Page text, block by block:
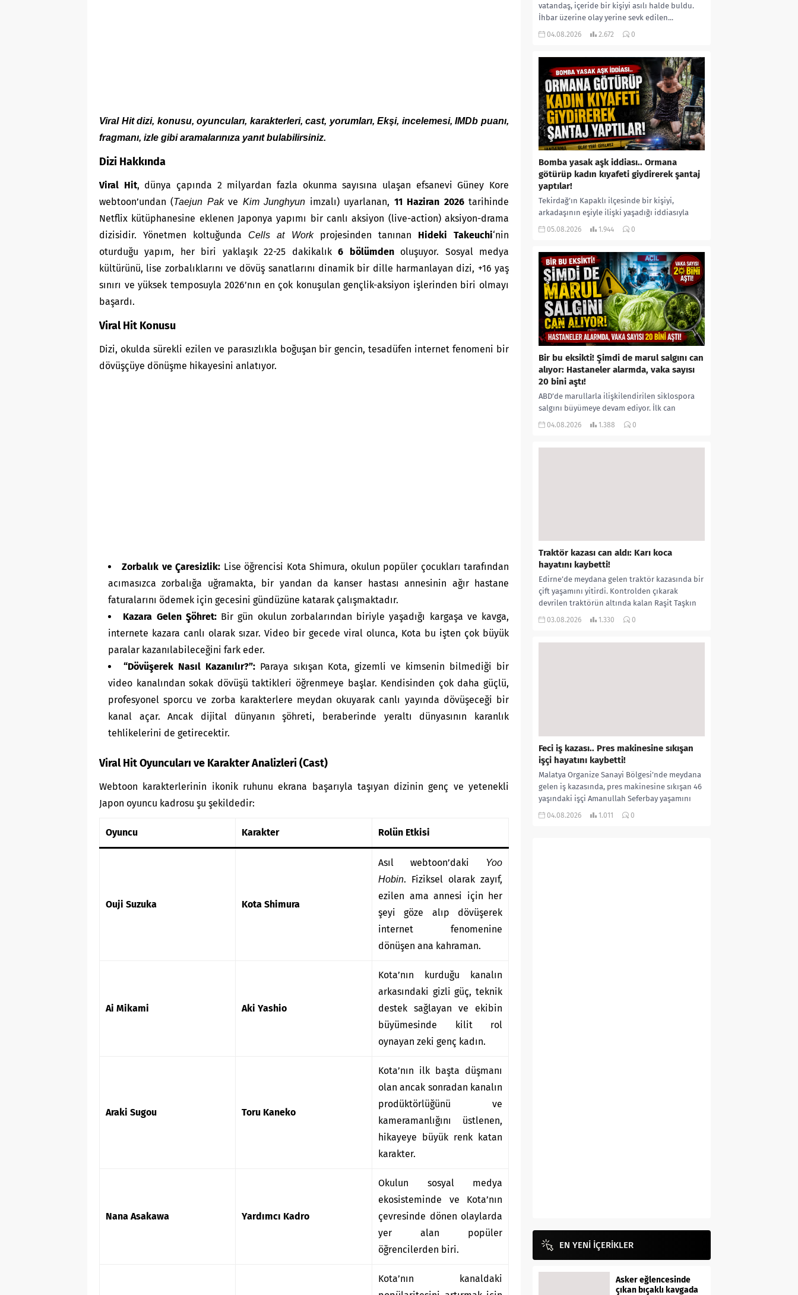
Viral Hit dizi, konusu, oyuncuları, karakterleri, cast, yorumları, Ekşi, incelemesi, IMDb puanı,
fragmanı, izle gibi aramalarınıza yanıt bulabilirsiniz.
Dizi Hakkında
Viral Hit, dünya çapında 2 milyardan fazla okunma sayısına ulaşan efsanevi Güney Kore
webtoon’undan (Taejun Pakve Kim Junghyun imzalı) uyarlanan, 11 Haziran 2026tarihinde
Netflix kütüphanesine eklenen Japonya yapımı bir canlı aksiyon (live-action) aksiyon-drama
dizisidir. Yönetmen koltuğunda Cells at Workprojesinden tanınan Hideki Takeuchi‘nin
oturduğu yapım, her biri yaklaşık 22-25 dakikalık6 bölümdenoluşuyor. Sosyal medya
kültürünü, lise zorbalıklarını ve dövüş sanatlarını dinamik bir dille harmanlayan dizi, +16 yaş
sınırı ve yüksek temposuyla 2026’nın en çok konuşulan gençlik-aksiyon işlerinden biri olmayı
başardı.
Viral Hit Konusu
Dizi, okulda sürekli ezilen ve parasızlıkla boğuşan bir gencin, tesadüfen internet fenomeni bir
dövüşçüye dönüşme hikayesini anlatıyor.
Zorbalık ve Çaresizlik: Lise öğrencisi Kota Shimura, okulun popüler çocukları tarafından
acımasızca zorbalığa uğramakta, bir yandan da kanser hastası annesinin ağır hastane
faturalarını ödemek için gecesini gündüzüne katarak çalışmaktadır.
Kazara Gelen Şöhret:Bir gün okulun zorbalarından biriyle yaşadığı kargaşa ve kavga,
internete kazara canlı olarak sızar. Video bir gecede viral olunca, Kota bu işten çok büyük
paralar kazanılabileceğini fark eder.
“Dövüşerek Nasıl Kazanılır?”: Paraya sıkışan Kota, gizemli ve kimsenin bilmediği bir
video kanalından sokak dövüşü taktikleri öğrenmeye başlar. Kendisinden çok daha güçlü,
profesyonel sporcu ve zorba karakterlere meydan okuyarak canlı yayında dövüşeceği bir
kanal açar. Ancak dijital dünyanın şöhreti, beraberinde yeraltı dünyasının karanlık
tehlikelerini de getirecektir.
Viral Hit Oyuncuları ve Karakter Analizleri (Cast)
Webtoon karakterlerinin ikonik ruhunu ekrana başarıyla taşıyan dizinin genç ve yetenekli
Japon oyuncu kadrosu şu şekildedir:
Oyuncu Karakter Rolün Etkisi
Ouji Suzuka Kota Shimura
Asıl webtoon’daki
Yoo
Hobin. Fiziksel olarak zayıf,
ezilen ama annesi için her
şeyi göze alıp dövüşerek
internet fenomenine
dönüşen ana kahraman.
Ai Mikami Aki Yashio
Kota’nın kurduğu kanalın
arkasındaki gizli güç, teknik
destek sağlayan ve ekibin
büyümesinde kilit rol
oynayan zeki genç kadın.
Araki Sugou Toru Kaneko
Kota’nın ilk başta düşmanı
olan ancak sonradan kanalın
prodüktörlüğünü ve
kameramanlığını üstlenen,
hikayeye büyük renk katan
karakter.
Nana Asakawa Yardımcı Kadro
Okulun sosyal medya
ekosisteminde ve Kota’nın
çevresinde dönen olaylarda
yer alan popüler
öğrencilerden biri.
Kota’nın kanaldaki
vatandaş, içeride bir kişiyi asılı halde buldu.
İhbar üzerine olay yerine sevk edilen...
04.08.2026 2.672 0
Bomba yasak aşk iddiası.. Ormana
götürüp kadın kıyafeti giydirerek şantaj
yaptılar!
Tekirdağ’ın Kapaklı ilçesinde bir kişiyi,
arkadaşının eşiyle ilişki yaşadığı iddiasıyla
ormanlık alana götürerek zorla kadın
05.08.2026 1.944 0
Bir bu eksikti! Şimdi de marul salgını can
alıyor: Hastaneler alarmda, vaka sayısı
20 bini aştı!
ABD’de marullarla ilişkilendirilen siklospora
salgını büyümeye devam ediyor. İlk can
kayıplarının yaşandığı salgında vaka sayısının
04.08.2026 1.388 0
Traktör kazası can aldı: Karı koca
hayatını kaybetti!
Edirne’de meydana gelen traktör kazasında bir
çift yaşamını yitirdi. Kontrolden çıkarak
devrilen traktörün altında kalan Raşit Taşkın
ile eşi Fatma...
03.08.2026 1.330 0
Feci iş kazası.. Pres makinesine sıkışan
işçi hayatını kaybetti!
Malatya Organize Sanayi Bölgesi’nde meydana
gelen iş kazasında, pres makinesine sıkışan 46
yaşındaki işçi Amanullah Seferbay yaşamını
yitirdi. Olayla ilgili...
04.08.2026 1.011 0
EN YENİ İÇERİKLER
Asker eğlencesinde
çıkan bıçaklı kavgada